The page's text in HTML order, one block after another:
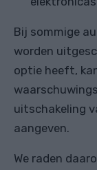
Bij sommige
worden
optie heeft,
uitschakeling
aangeven.
We raden